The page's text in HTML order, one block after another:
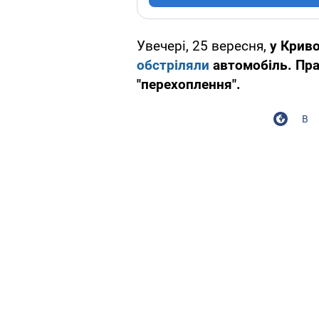
Увечері, 25 вересня, у
обстріляли автомобіль.
"перехоплення".